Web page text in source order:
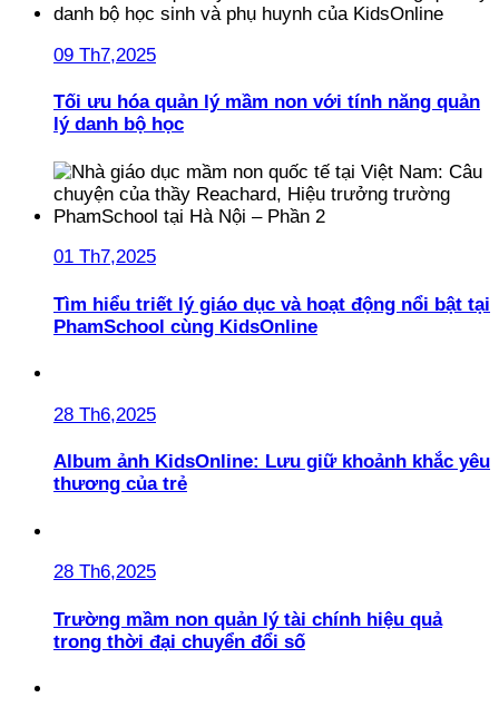
09 Th7,2025
Tối ưu hóa quản lý mầm non với tính năng quản
lý danh bộ học
01 Th7,2025
Tìm hiểu triết lý giáo dục và hoạt động nổi bật tại
PhamSchool cùng KidsOnline
28 Th6,2025
Album ảnh KidsOnline: Lưu giữ khoảnh khắc yêu
thương của trẻ
28 Th6,2025
Trường mầm non quản lý tài chính hiệu quả
trong thời đại chuyển đổi số